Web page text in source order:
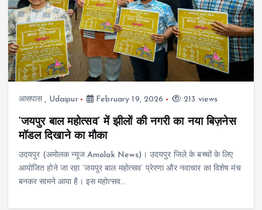
आसपास, Udaipur February 19, 2026 213 views
‘जयपुर बाल महोत्सव’ में झीलों की नगरी का नया बिज़नेस
मॉडल दिखाने का मौका
उदयपुर (अमोलक न्यूज Amolak News)। उदयपुर जिले के बच्चों के लिए
आयोजित होने जा रहा ‘जयपुर बाल महोत्सव’ प्रेरणा और नवाचार का विशेष मंच
बनकर सामने आया है। इस महोत्सव…